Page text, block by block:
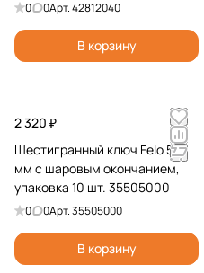
0 0Арт.42812040
В корзину
2 320 ₽
Шестигранный ключ Felo 5,0
мм с шаровым окончанием,
упаковка 10 шт. 35505000
0 0Арт.35505000
В корзину